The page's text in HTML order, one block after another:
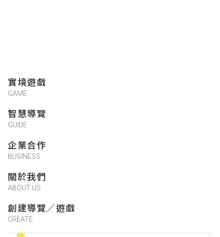
實境遊戲
GAME
智慧導覽
GUIDE
企業合作
BUSINESS
關於我們
ABOUT US
創建導覽／遊戲
CREATE